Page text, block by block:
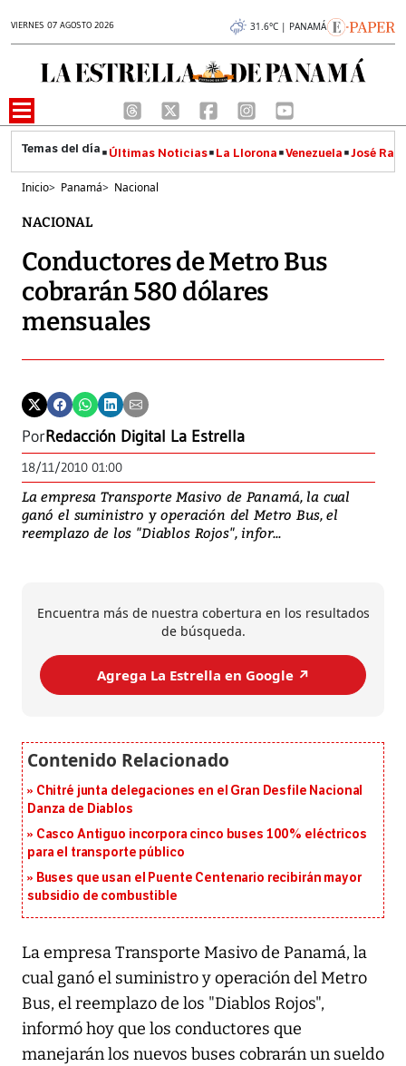
VIERNES 07 AGOSTO 2026 31.6°C | PANAMÁ
Últimas Noticias La Llorona Venezuela José
Inicio> Panamá> Nacional
NACIONAL
Conductores de Metro Bus
cobrarán 580 dólares
mensuales
PorRedacción Digital La Estrella
18/11/2010 01:00
La empresa Transporte Masivo de Panamá, la cual
ganó el suministro y operación del Metro Bus, el
reemplazo de los "Diablos Rojos", infor...
Encuentra más de nuestra cobertura en los resultados
de búsqueda.
Agrega La Estrella en Google ↗️
Chitré junta delegaciones en el Gran Desfile Nacional
Danza de Diablos
Casco Antiguo incorpora cinco buses 100% eléctricos
para el transporte público
Buses que usan el Puente Centenario recibirán mayor
subsidio de combustible
La empresa Transporte Masivo de Panamá, la
cual ganó el suministro y operación del Metro
Bus, el reemplazo de los "Diablos Rojos",
informó hoy que los conductores que
manejarán los nuevos buses cobrarán un sueldo